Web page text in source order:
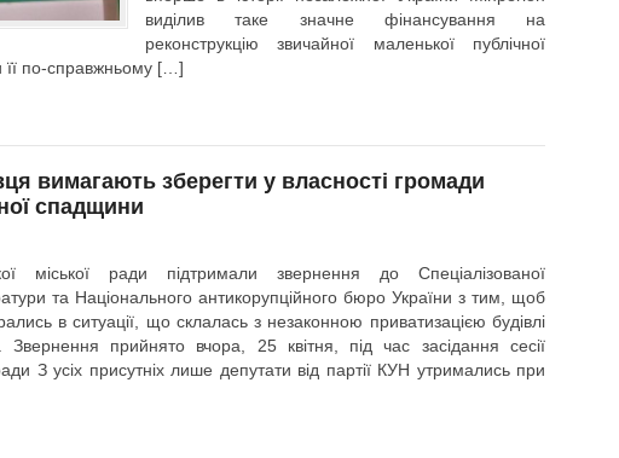
виділив таке значне фінансування на
реконструкцію звичайної маленької публічної
її по-справжньому […]
вимагають зберегти у власності громади
спадщини
міської ради підтримали звернення до Спеціалізованої
та Національного антикорупційного бюро України з тим, щоб
в ситуації, що склалась з незаконною приватизацією будівлі
прийнято вчора, 25 квітня, під час засідання сесії
З усіх присутніх лише депутати від партії КУН утримались при